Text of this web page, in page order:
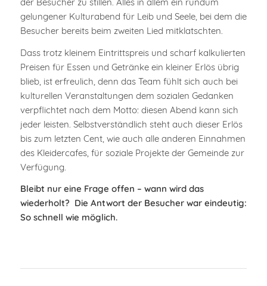
gelungener Kulturabend für Leib und Seele, bei dem die
Besucher bereits beim zweiten Lied mitklatschten.
Dass trotz kleinem Eintrittspreis und scharf kalkulierten
Preisen für Essen und Getränke ein kleiner Erlös übrig
blieb, ist erfreulich, denn das Team fühlt sich auch bei
kulturellen Veranstaltungen dem sozialen Gedanken
verpflichtet nach dem Motto: diesen Abend kann sich
jeder leisten. Selbstverständlich steht auch dieser Erlös
bis zum letzten Cent, wie auch alle anderen Einnahmen
des Kleidercafes, für soziale Projekte der Gemeinde zur
Verfügung.
Bleibt nur eine Frage offen – wann wird das
wiederholt? Die Antwort der Besucher war eindeutig:
So schnell wie möglich.